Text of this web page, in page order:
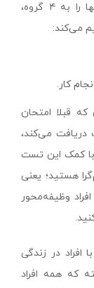
بر اساس اولویت‌های افراد در ۲ معیار زیر، آنها را به ۴ گروه،
می‌کند:
کار.
که قبلا امتحان
دریافت می‌کند،
با کمک این تست
هستید؛ یعنی
وظیفه‌محور
افراد در زندگی
که همه افراد